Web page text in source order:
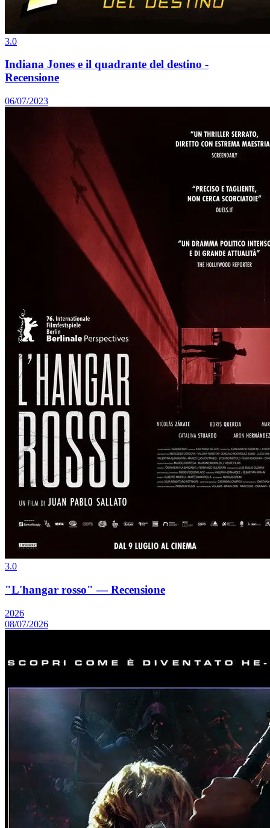
3.0
Indiana Jones e il quadrante del destino -
Recensione
06/07/2023
3.0
"L'hangar rosso" — Recensione
2026
08/07/2026